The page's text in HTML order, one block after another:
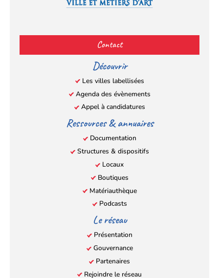
(s’ouvre
dans
un
nouvel
onglet)
(s’ouvre
dans
un
nouvel
onglet)
(s’ouvre
dans
un
nouvel
onglet)
(s’ouvre
un
nouvel
onglet)
Contact
Découvrir
Les villes labellisées
Agenda des évènements
Appel à candidatures
Ressources & annuaires
Documentation
Structures & dispositifs
Locaux
Boutiques
Matériauthèque
Podcasts
Le réseau
Présentation
Gouvernance
Partenaires
Rejoindre le réseau